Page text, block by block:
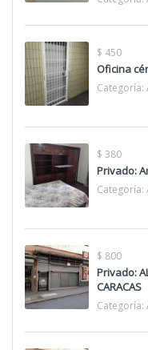
$ 450
Oficina
Categoría:
$ 380
Privado:
Categoría:
$ 800
Privado:
CARACAS
Categoría: